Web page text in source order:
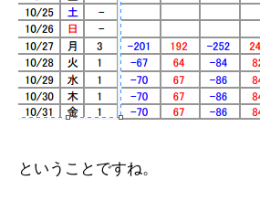
ということですね。